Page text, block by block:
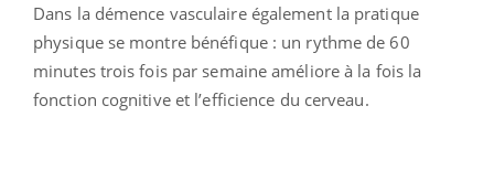
Dans la démence vasculaire également la pratique
physique se montre bénéfique : un rythme de 60
minutes trois fois par semaine améliore à la fois la
fonction cognitive et l’efficience du cerveau.